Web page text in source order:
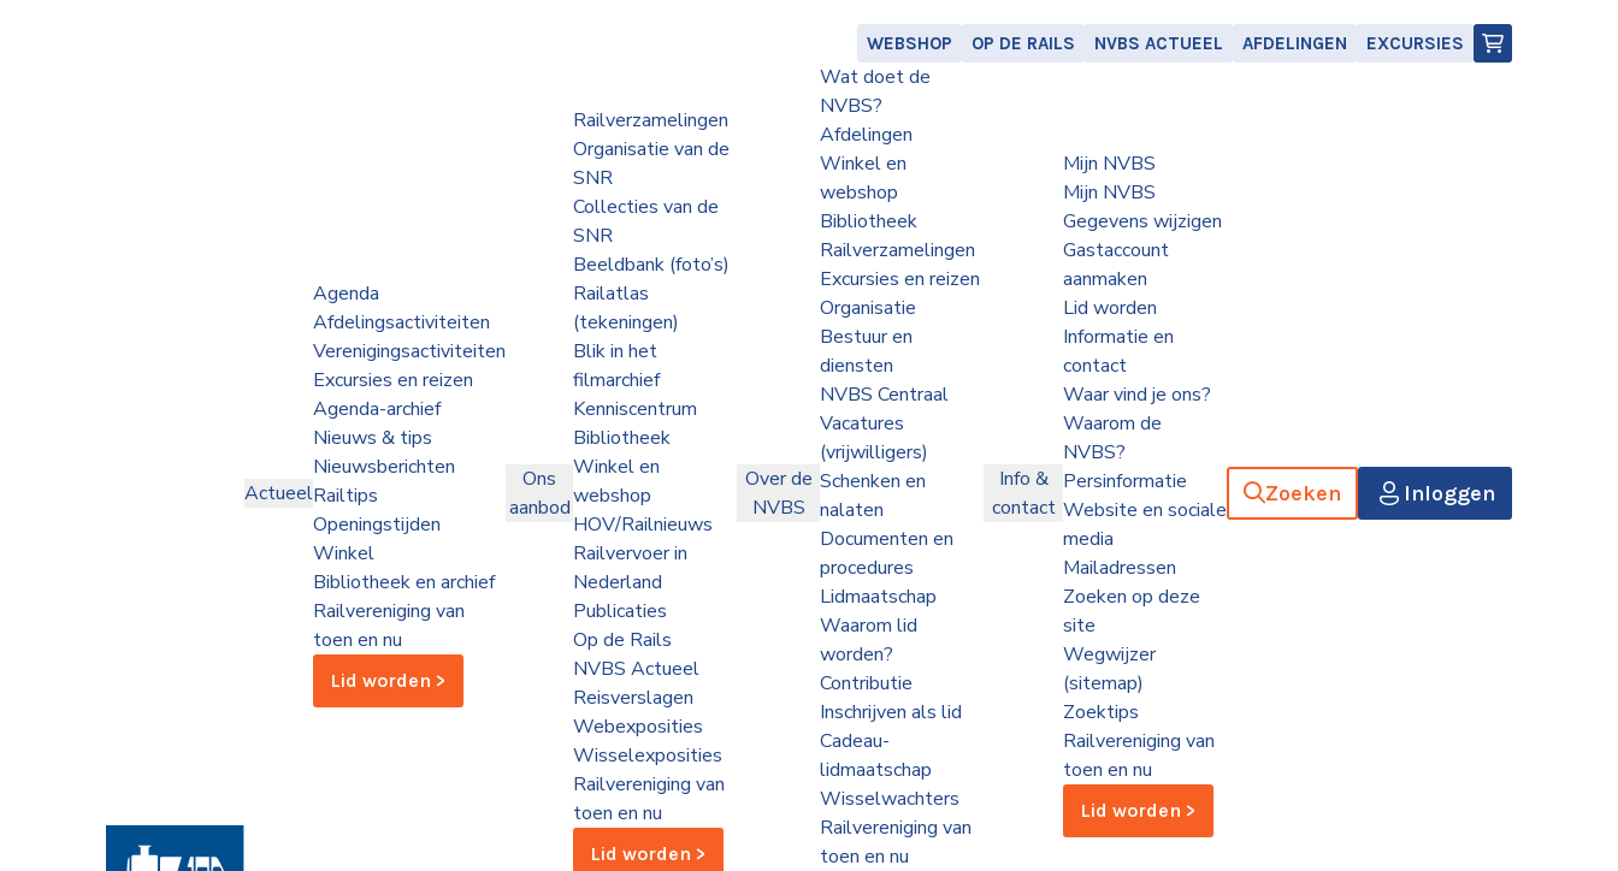
WEBSHOP OP DE RAILS NVBS ACTUEEL AFDELINGEN EXCURSIES
Actueel
Agenda
Afdelingsactiviteiten
Verenigingsactiviteiten
Excursies en reizen
Agenda-archief
Nieuws & tips
Nieuwsberichten
Railtips
Openingstijden
Winkel
Bibliotheek en archief
Railvereniging van
toen en nu
Lid worden >
Ons
aanbod
Railverzamelingen
Organisatie van de
SNR
Collecties van de
SNR
Beeldbank (foto’s)
Railatlas
(tekeningen)
Blik in het
filmarchief
Kenniscentrum
Bibliotheek
Winkel en
webshop
HOV/Railnieuws
Railvervoer in
Nederland
Publicaties
Op de Rails
NVBS Actueel
Reisverslagen
Webexposities
Wisselexposities
Railvereniging van
toen en nu
Lid worden >
Over de
NVBS
Wat doet de
NVBS?
Afdelingen
Winkel en
webshop
Bibliotheek
Railverzamelingen
Excursies en reizen
Organisatie
Bestuur en
diensten
NVBS Centraal
Vacatures
(vrijwilligers)
Schenken en
nalaten
Documenten en
procedures
Lidmaatschap
Waarom lid
worden?
Contributie
Inschrijven als lid
Cadeau-
lidmaatschap
Wisselwachters
Railvereniging van
toen en nu
Info &
contact
Mijn NVBS
Mijn NVBS
Gegevens wijzigen
Gastaccount
aanmaken
Lid worden
Informatie en
contact
Waar vind je ons?
Waarom de
NVBS?
Persinformatie
Website en sociale
media
Mailadressen
Zoeken op deze
site
Wegwijzer
(sitemap)
Zoektips
Railvereniging van
toen en nu
Lid worden >
Zoeken Inloggen